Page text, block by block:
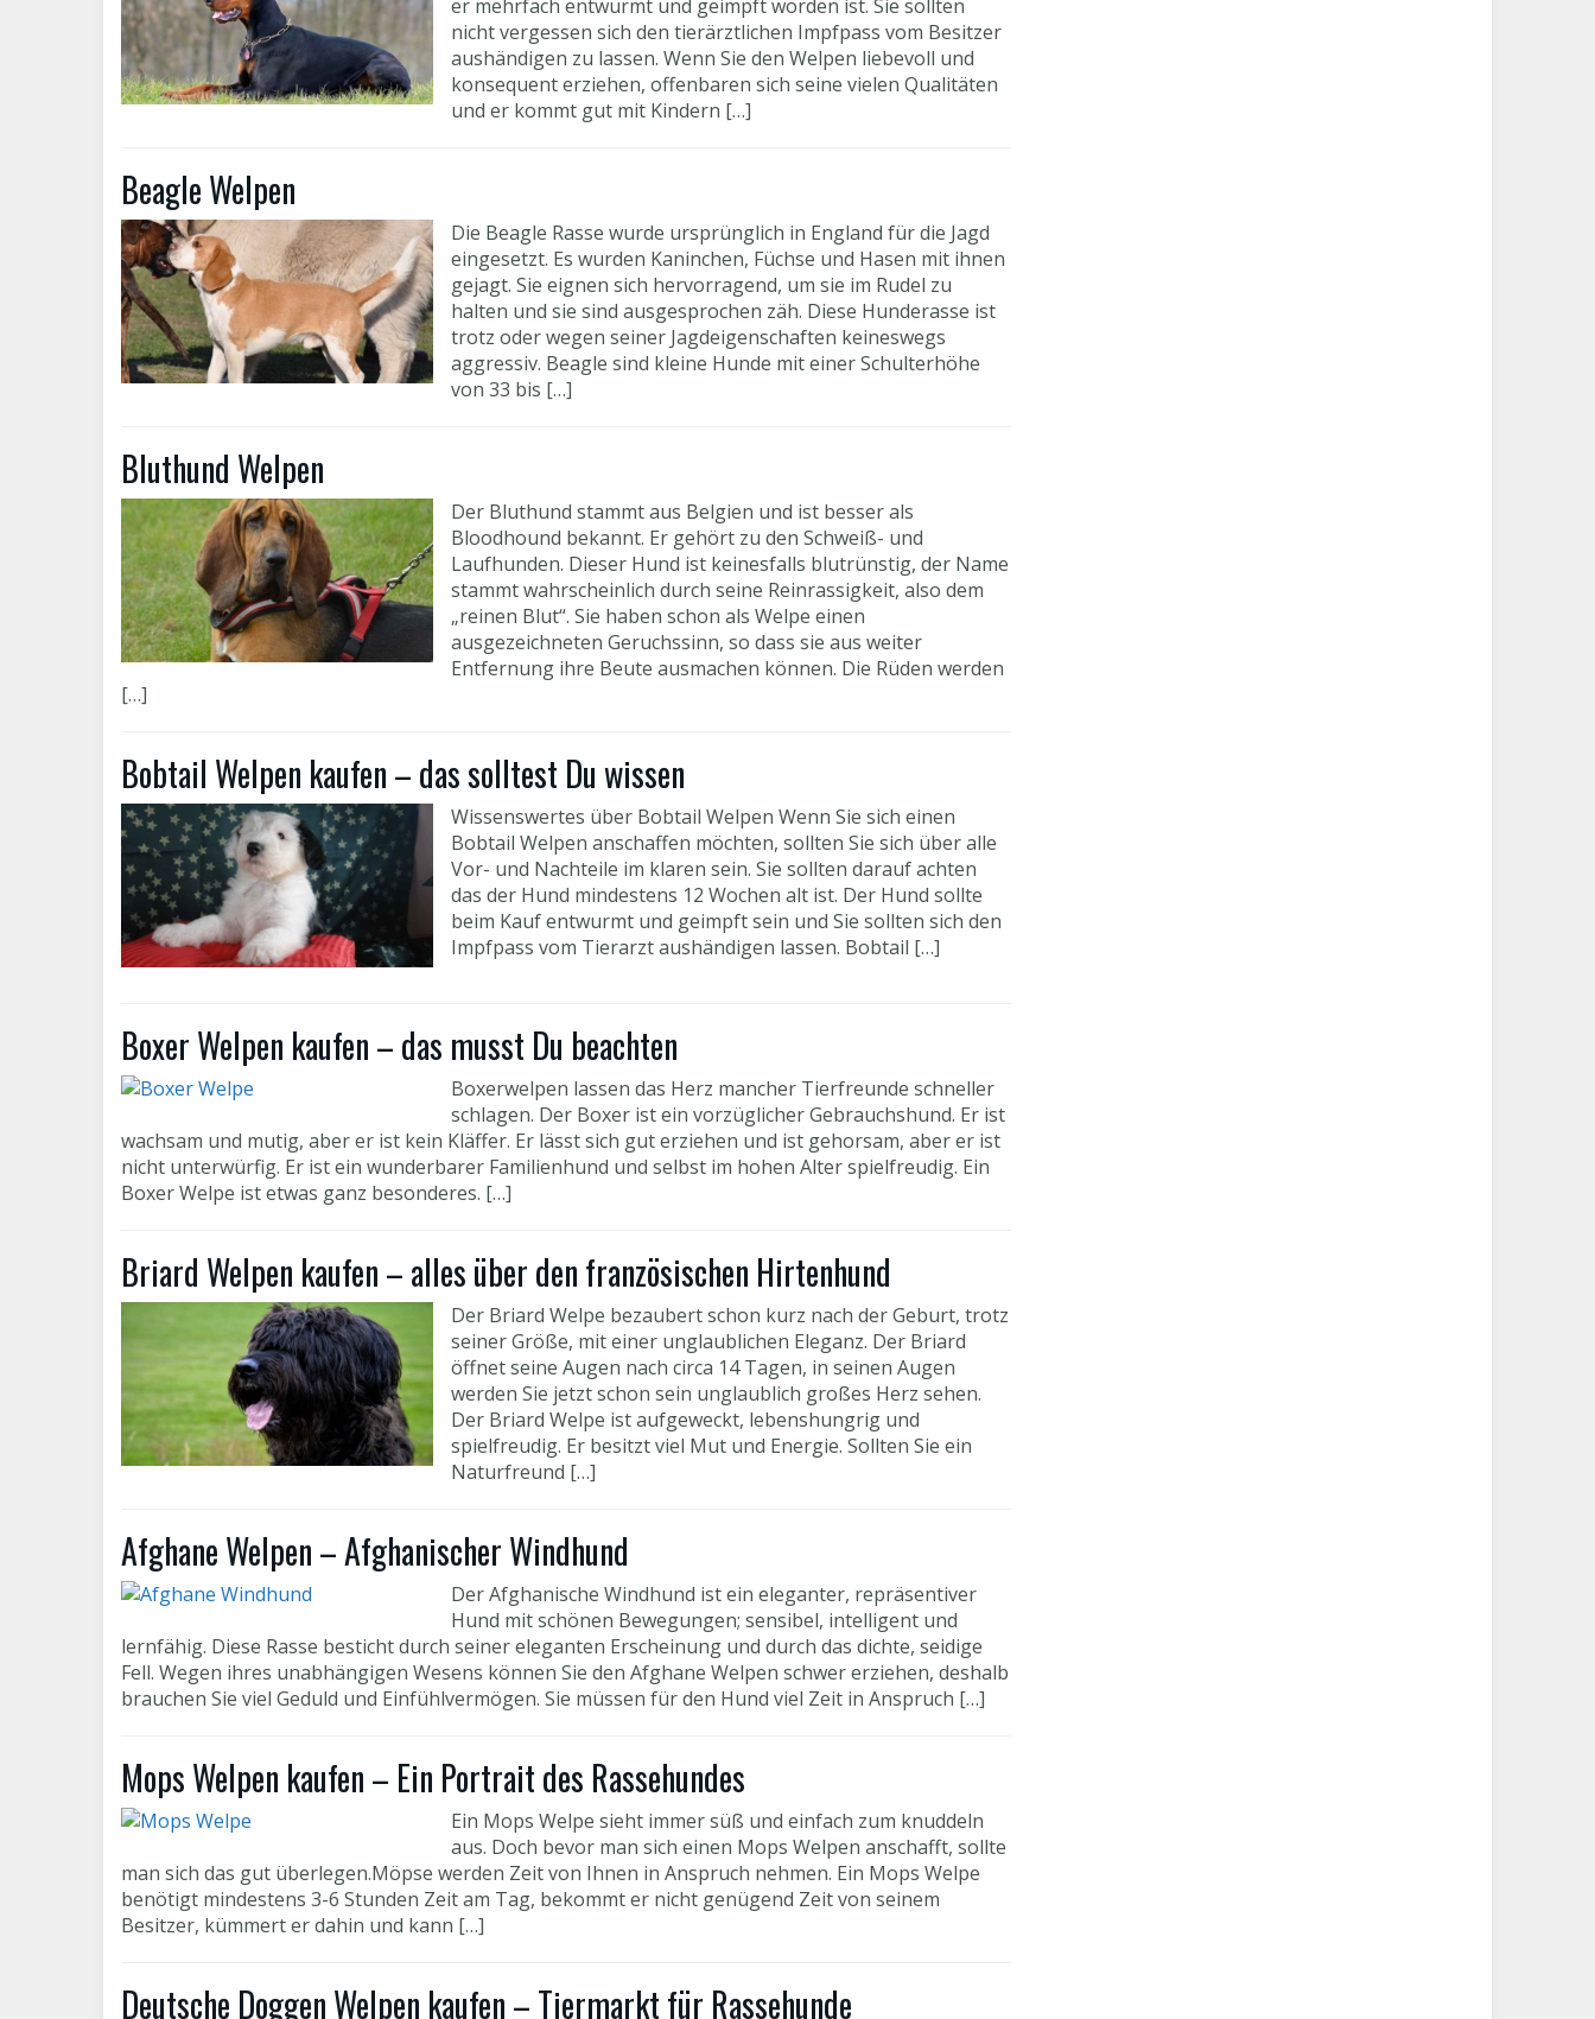
er mehrfach entwurmt und geimpft worden ist. Sie sollten
nicht vergessen sich den tierärztlichen Impfpass vom Besitzer
aushändigen zu lassen. Wenn Sie den Welpen liebevoll und
konsequent erziehen, offenbaren sich seine vielen Qualitäten
und er kommt gut mit Kindern […]
Beagle Welpen
Die Beagle Rasse wurde ursprünglich in England für die Jagd
eingesetzt. Es wurden Kaninchen, Füchse und Hasen mit ihnen
gejagt. Sie eignen sich hervorragend, um sie im Rudel zu
halten und sie sind ausgesprochen zäh. Diese Hunderasse ist
trotz oder wegen seiner Jagdeigenschaften keineswegs
aggressiv. Beagle sind kleine Hunde mit einer Schulterhöhe
von 33 bis […]
Bluthund Welpen
Der Bluthund stammt aus Belgien und ist besser als
Bloodhound bekannt. Er gehört zu den Schweiß- und
Laufhunden. Dieser Hund ist keinesfalls blutrünstig, der Name
stammt wahrscheinlich durch seine Reinrassigkeit, also dem
„reinen Blut“. Sie haben schon als Welpe einen
ausgezeichneten Geruchssinn, so dass sie aus weiter
Entfernung ihre Beute ausmachen können. Die Rüden werden
[…]
Bobtail Welpen kaufen – das solltest Du wissen
Wissenswertes über Bobtail Welpen Wenn Sie sich einen
Bobtail Welpen anschaffen möchten, sollten Sie sich über alle
Vor- und Nachteile im klaren sein. Sie sollten darauf achten
das der Hund mindestens 12 Wochen alt ist. Der Hund sollte
beim Kauf entwurmt und geimpft sein und Sie sollten sich den
Impfpass vom Tierarzt aushändigen lassen. Bobtail […]
Boxer Welpen kaufen – das musst Du beachten
Boxerwelpen lassen das Herz mancher Tierfreunde schneller
schlagen. Der Boxer ist ein vorzüglicher Gebrauchshund. Er ist
wachsam und mutig, aber er ist kein Kläffer. Er lässt sich gut erziehen und ist gehorsam, aber er ist
nicht unterwürfig. Er ist ein wunderbarer Familienhund und selbst im hohen Alter spielfreudig. Ein
Boxer Welpe ist etwas ganz besonderes. […]
Briard Welpen kaufen – alles über den französischen Hirtenhund
Der Briard Welpe bezaubert schon kurz nach der Geburt, trotz
seiner Größe, mit einer unglaublichen Eleganz. Der Briard
öffnet seine Augen nach circa 14 Tagen, in seinen Augen
werden Sie jetzt schon sein unglaublich großes Herz sehen.
Der Briard Welpe ist aufgeweckt, lebenshungrig und
spielfreudig. Er besitzt viel Mut und Energie. Sollten Sie ein
Naturfreund […]
Afghane Welpen – Afghanischer Windhund
Der Afghanische Windhund ist ein eleganter, repräsentiver
Hund mit schönen Bewegungen; sensibel, intelligent und
lernfähig. Diese Rasse besticht durch seiner eleganten Erscheinung und durch das dichte, seidige
Fell. Wegen ihres unabhängigen Wesens können Sie den Afghane Welpen schwer erziehen, deshalb
brauchen Sie viel Geduld und Einfühlvermögen. Sie müssen für den Hund viel Zeit in Anspruch […]
Mops Welpen kaufen – Ein Portrait des Rassehundes
Ein Mops Welpe sieht immer süß und einfach zum knuddeln
aus. Doch bevor man sich einen Mops Welpen anschafft, sollte
man sich das gut überlegen.Möpse werden Zeit von Ihnen in Anspruch nehmen. Ein Mops Welpe
benötigt mindestens 3-6 Stunden Zeit am Tag, bekommt er nicht genügend Zeit von seinem
Besitzer, kümmert er dahin und kann […]
Deutsche Doggen Welpen kaufen – Tiermarkt für Rassehunde